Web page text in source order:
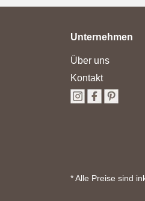
Unternehmen
Über uns
Kontakt
* Alle Preise sind